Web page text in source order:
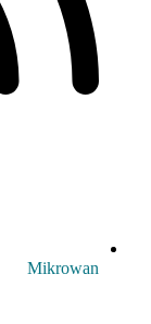
Mikrowan